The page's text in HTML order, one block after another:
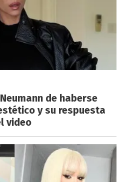
de haberse
y su respuesta
video